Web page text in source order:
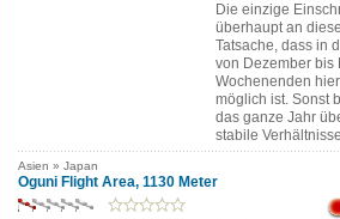
Die einzige
überhaupt an
Tatsache, dass in
von Dezember bis
Wochenenden
möglich ist. Sonst
das ganze Jahr
stabile
Asien » Japan
Oguni Flight Area, 1130 Meter